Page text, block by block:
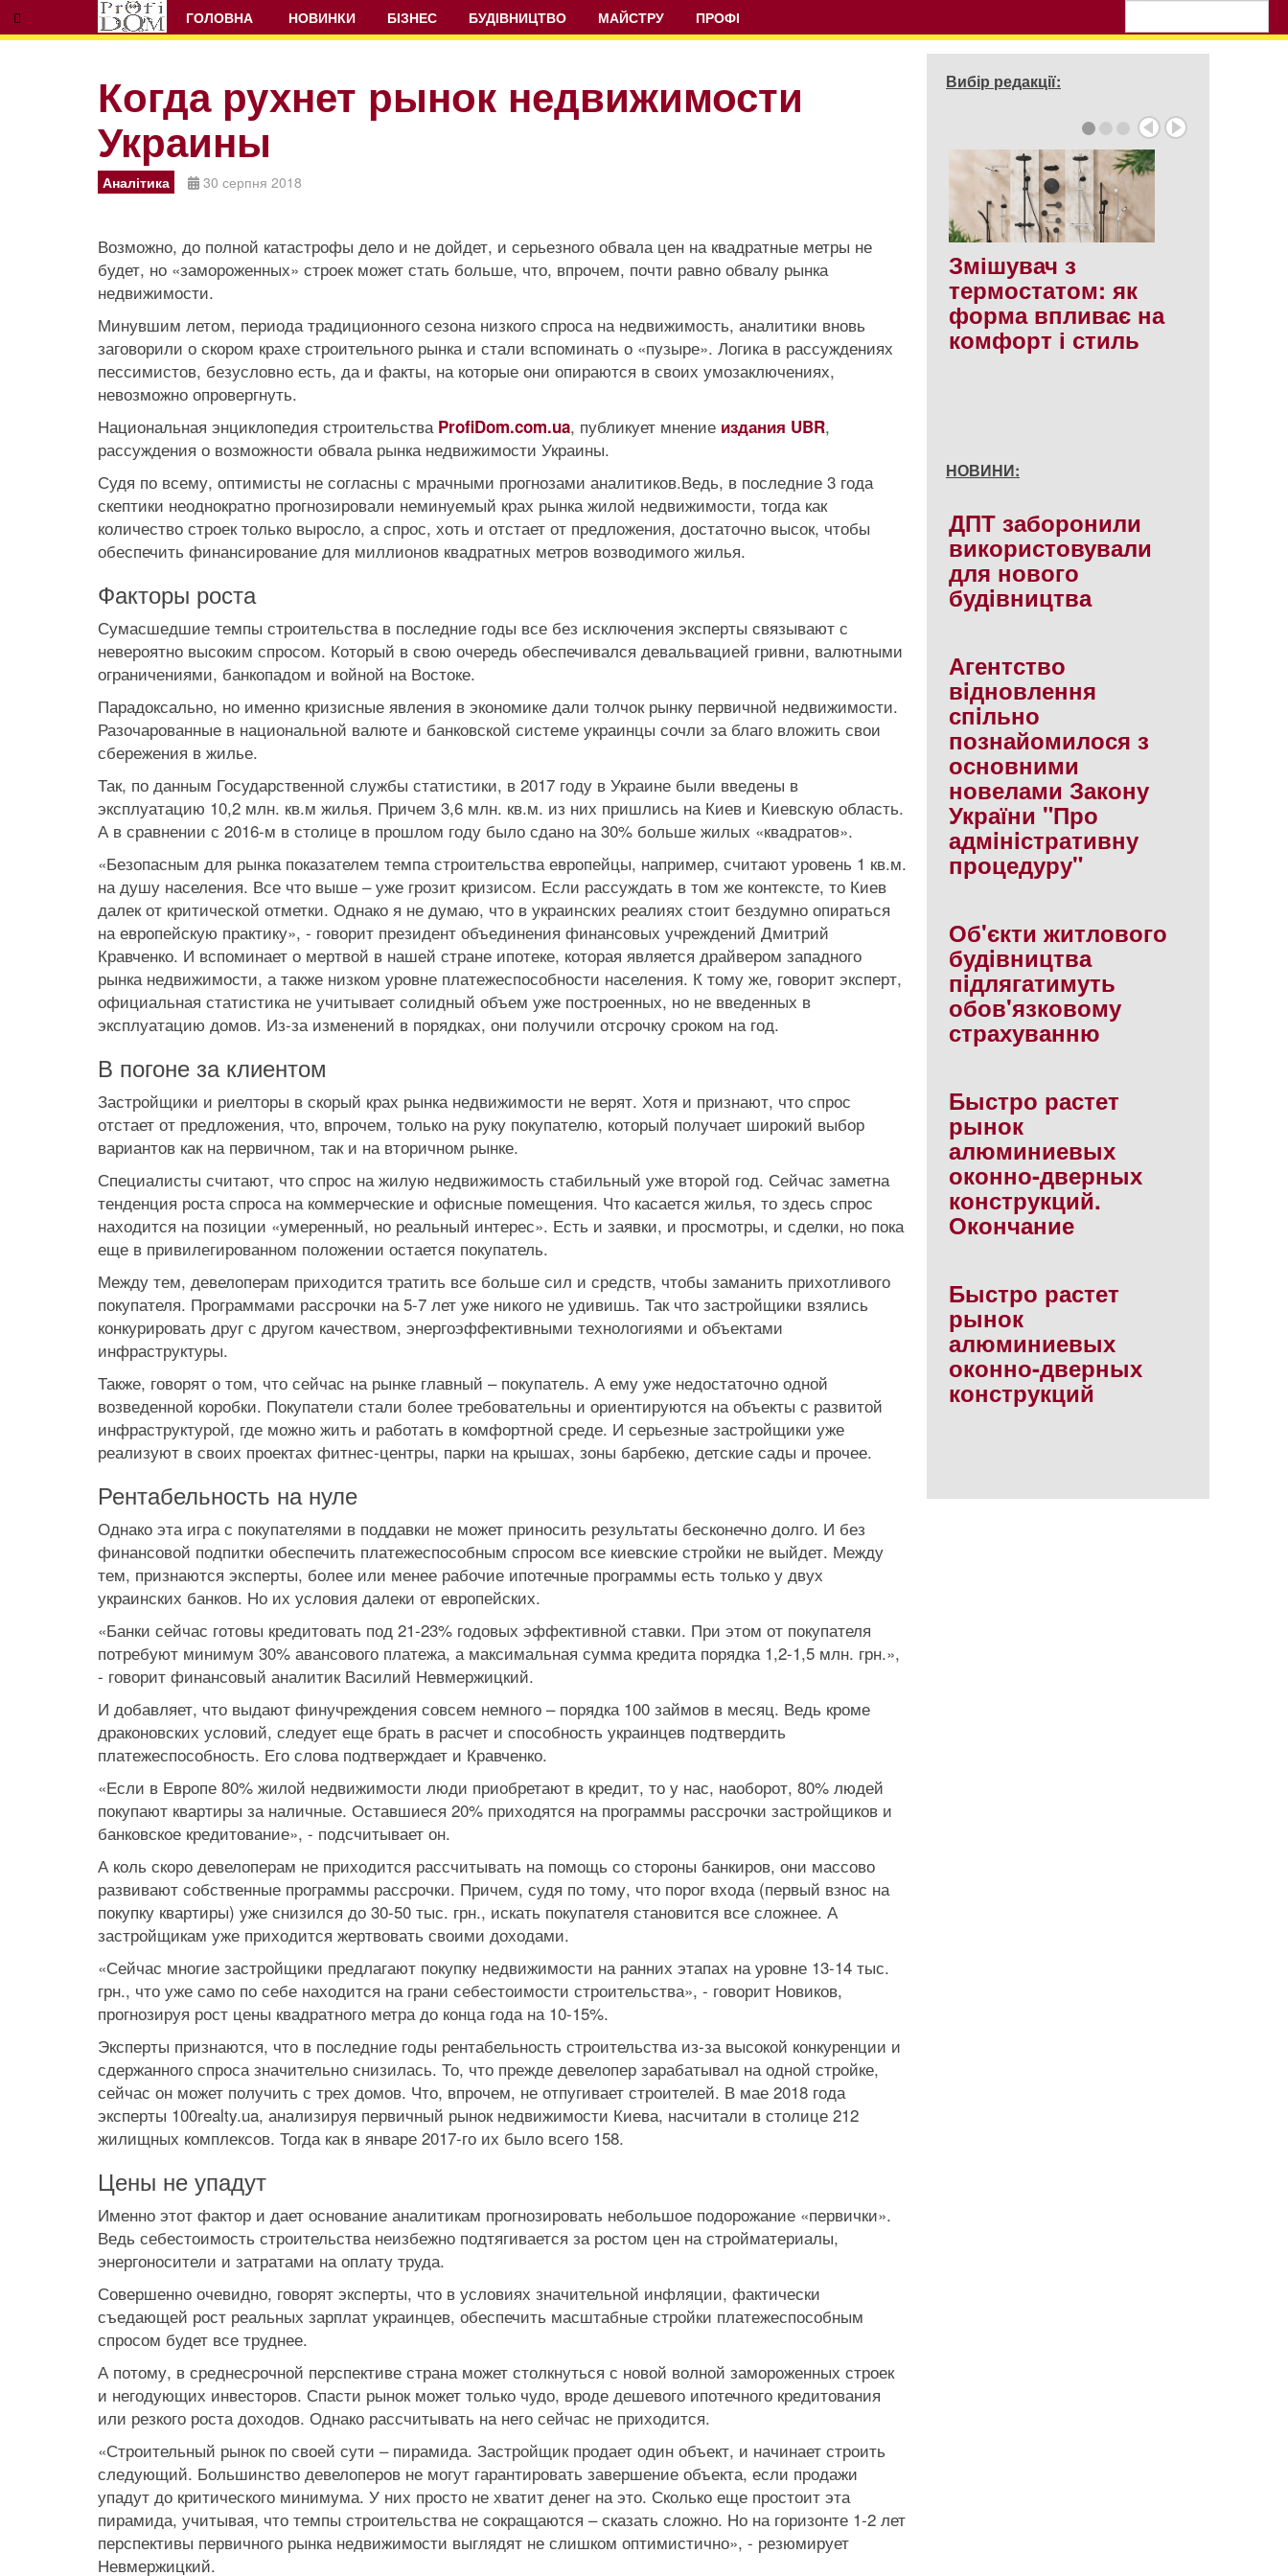
ГОЛОВНА НОВИНКИ БІЗНЕС БУДІВНИЦТВО МАЙСТРУ ПРОФІ
Когда рухнет рынок недвижимости
Украины
Аналітика 30 серпня 2018
Возможно, до полной катастрофы дело и не дойдет, и серьезного обвала цен на квадратные метры не
будет, но «замороженных» строек может стать больше, что, впрочем, почти равно обвалу рынка
недвижимости.
Минувшим летом, периода традиционного сезона низкого спроса на недвижимость, аналитики вновь
заговорили о скором крахе строительного рынка и стали вспоминать о «пузыре». Логика в рассуждениях
пессимистов, безусловно есть, да и факты, на которые они опираются в своих умозаключениях,
невозможно опровергнуть.
Национальная энциклопедия строительства ProfiDom.com.ua, публикует мнение издания UBR,
рассуждения о возможности обвала рынка недвижимости Украины.
Судя по всему, оптимисты не согласны с мрачными прогнозами аналитиков.Ведь, в последние 3 года
скептики неоднократно прогнозировали неминуемый крах рынка жилой недвижимости, тогда как
количество строек только выросло, а спрос, хоть и отстает от предложения, достаточно высок, чтобы
обеспечить финансирование для миллионов квадратных метров возводимого жилья.
Факторы роста
Сумасшедшие темпы строительства в последние годы все без исключения эксперты связывают с
невероятно высоким спросом. Который в свою очередь обеспечивался девальвацией гривни, валютными
ограничениями, банкопадом и войной на Востоке.
Парадоксально, но именно кризисные явления в экономике дали толчок рынку первичной недвижимости.
Разочарованные в национальной валюте и банковской системе украинцы сочли за благо вложить свои
сбережения в жилье.
Так, по данным Государственной службы статистики, в 2017 году в Украине были введены в
эксплуатацию 10,2 млн. кв.м жилья. Причем 3,6 млн. кв.м. из них пришлись на Киев и Киевскую область.
А в сравнении с 2016-м в столице в прошлом году было сдано на 30% больше жилых «квадратов».
«Безопасным для рынка показателем темпа строительства европейцы, например, считают уровень 1 кв.м.
на душу населения. Все что выше – уже грозит кризисом. Если рассуждать в том же контексте, то Киев
далек от критической отметки. Однако я не думаю, что в украинских реалиях стоит бездумно опираться
на европейскую практику», - говорит президент объединения финансовых учреждений Дмитрий
Кравченко. И вспоминает о мертвой в нашей стране ипотеке, которая является драйвером западного
рынка недвижимости, а также низком уровне платежеспособности населения. К тому же, говорит эксперт,
официальная статистика не учитывает солидный объем уже построенных, но не введенных в
эксплуатацию домов. Из-за изменений в порядках, они получили отсрочку сроком на год.
В погоне за клиентом
Застройщики и риелторы в скорый крах рынка недвижимости не верят. Хотя и признают, что спрос
отстает от предложения, что, впрочем, только на руку покупателю, который получает широкий выбор
вариантов как на первичном, так и на вторичном рынке.
Специалисты считают, что спрос на жилую недвижимость стабильный уже второй год. Сейчас заметна
тенденция роста спроса на коммерческие и офисные помещения. Что касается жилья, то здесь спрос
находится на позиции «умеренный, но реальный интерес». Есть и заявки, и просмотры, и сделки, но пока
еще в привилегированном положении остается покупатель.
Между тем, девелоперам приходится тратить все больше сил и средств, чтобы заманить прихотливого
покупателя. Программами рассрочки на 5-7 лет уже никого не удивишь. Так что застройщики взялись
конкурировать друг с другом качеством, энергоэффективными технологиями и объектами
инфраструктуры.
Также, говорят о том, что сейчас на рынке главный – покупатель. А ему уже недостаточно одной
возведенной коробки. Покупатели стали более требовательны и ориентируются на объекты с развитой
инфраструктурой, где можно жить и работать в комфортной среде. И серьезные застройщики уже
реализуют в своих проектах фитнес-центры, парки на крышах, зоны барбекю, детские сады и прочее.
Рентабельность на нуле
Однако эта игра с покупателями в поддавки не может приносить результаты бесконечно долго. И без
финансовой подпитки обеспечить платежеспособным спросом все киевские стройки не выйдет. Между
тем, признаются эксперты, более или менее рабочие ипотечные программы есть только у двух
украинских банков. Но их условия далеки от европейских.
«Банки сейчас готовы кредитовать под 21-23% годовых эффективной ставки. При этом от покупателя
потребуют минимум 30% авансового платежа, а максимальная сумма кредита порядка 1,2-1,5 млн. грн.»,
- говорит финансовый аналитик Василий Невмержицкий.
И добавляет, что выдают финучреждения совсем немного – порядка 100 займов в месяц. Ведь кроме
драконовских условий, следует еще брать в расчет и способность украинцев подтвердить
платежеспособность. Его слова подтверждает и Кравченко.
«Если в Европе 80% жилой недвижимости люди приобретают в кредит, то у нас, наоборот, 80% людей
покупают квартиры за наличные. Оставшиеся 20% приходятся на программы рассрочки застройщиков и
банковское кредитование», - подсчитывает он.
А коль скоро девелоперам не приходится рассчитывать на помощь со стороны банкиров, они массово
развивают собственные программы рассрочки. Причем, судя по тому, что порог входа (первый взнос на
покупку квартиры) уже снизился до 30-50 тыс. грн., искать покупателя становится все сложнее. А
застройщикам уже приходится жертвовать своими доходами.
«Сейчас многие застройщики предлагают покупку недвижимости на ранних этапах на уровне 13-14 тыс.
грн., что уже само по себе находится на грани себестоимости строительства», - говорит Новиков,
прогнозируя рост цены квадратного метра до конца года на 10-15%.
Эксперты признаются, что в последние годы рентабельность строительства из-за высокой конкуренции и
сдержанного спроса значительно снизилась. То, что прежде девелопер зарабатывал на одной стройке,
сейчас он может получить с трех домов. Что, впрочем, не отпугивает строителей. В мае 2018 года
эксперты 100realty.ua, анализируя первичный рынок недвижимости Киева, насчитали в столице 212
жилищных комплексов. Тогда как в январе 2017-го их было всего 158.
Цены не упадут
Именно этот фактор и дает основание аналитикам прогнозировать небольшое подорожание «первички».
Ведь себестоимость строительства неизбежно подтягивается за ростом цен на стройматериалы,
энергоносители и затратами на оплату труда.
Совершенно очевидно, говорят эксперты, что в условиях значительной инфляции, фактически
съедающей рост реальных зарплат украинцев, обеспечить масштабные стройки платежеспособным
спросом будет все труднее.
А потому, в среднесрочной перспективе страна может столкнуться с новой волной замороженных строек
и негодующих инвесторов. Спасти рынок может только чудо, вроде дешевого ипотечного кредитования
или резкого роста доходов. Однако рассчитывать на него сейчас не приходится.
«Строительный рынок по своей сути – пирамида. Застройщик продает один объект, и начинает строить
следующий. Большинство девелоперов не могут гарантировать завершение объекта, если продажи
упадут до критического минимума. У них просто не хватит денег на это. Сколько еще простоит эта
пирамида, учитывая, что темпы строительства не сокращаются – сказать сложно. Но на горизонте 1-2 лет
перспективы первичного рынка недвижимости выглядят не слишком оптимистично», - резюмирует
Невмержицкий.
Вибір редакції:
Next
Змішувач з
термостатом: як
форма впливає на
комфорт і стиль
НОВИНИ:
ДПТ заборонили
використовували
для нового
будiвництва
Агентство
вiдновлення
спiльно
познайомилося з
основними
новелами Закону
України "Про
адмiнiстративну
процедуру"
Об'єкти житлового
будiвництва
пiдлягатимуть
обов'язковому
страхуванню
Быстро растет
рынок
алюминиевых
оконно-дверных
конструкций.
Окончание
Быстро растет
рынок
алюминиевых
оконно-дверных
конструкций